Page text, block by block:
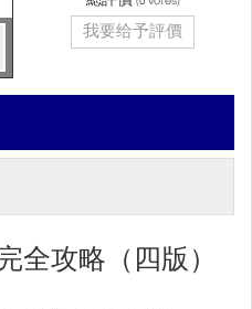
全攻略（四版）
我要给予評價